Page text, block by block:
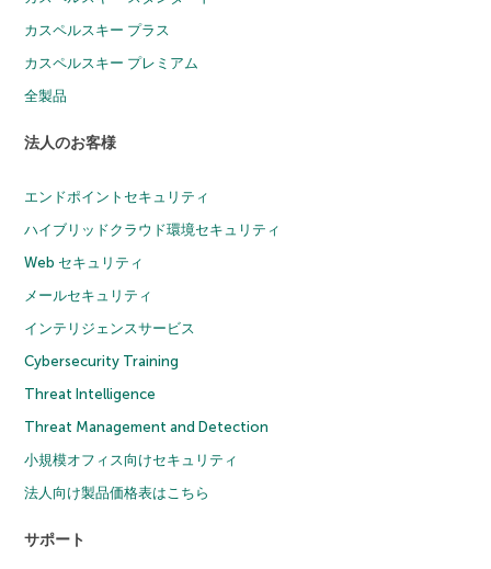
カスペルスキー プラス
カスペルスキー プレミアム
全製品
法人のお客様
エンドポイントセキュリティ
ハイブリッドクラウド環境セキュリティ
Web セキュリティ
メールセキュリティ
インテリジェンスサービス
Cybersecurity Training
Threat Intelligence
Threat Management and Detection
小規模オフィス向けセキュリティ
法人向け製品価格表はこちら
サポート